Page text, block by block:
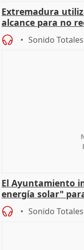
Extremadura
alcance para no
Sonido Totales
El Ayuntamiento
energía solar"
Sonido Totales